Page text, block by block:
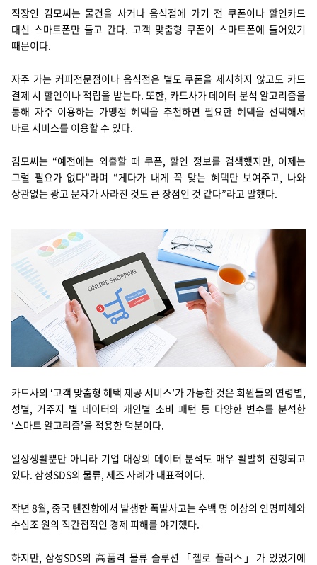
회사정보
회사소개
투자정보
지속가능경영
뉴스룸
이벤트/웨비나
채용
지원
고객 지원
파트너 지원
직장인 김모씨는 물건을 사거나 음식점에 가기 전 쿠폰이나 할인카드
대신 스마트폰만 들고 간다. 고객 맞춤형 쿠폰이 스마트폰에 들어있기
때문이다.
자주 가는 커피전문점이나 음식점은 별도 쿠폰을 제시하지 않고도 카드
결제 시 할인이나 적립을 받는다. 또한, 카드사가 데이터 분석 알고리즘을
통해 자주 이용하는 가맹점 혜택을 추천하면 필요한 혜택을 선택해서
바로 서비스를 이용할 수 있다.
김모씨는 “예전에는 외출할 때 쿠폰, 할인 정보를 검색했지만, 이제는
그럴 필요가 없다”라며 “게다가 내게 꼭 맞는 혜택만 보여주고, 나와
상관없는 광고 문자가 사라진 것도 큰 장점인 것 같다”라고 말했다.
카드사의 ‘고객 맞춤형 혜택 제공 서비스’가 가능한 것은 회원들의 연령별,
성별, 거주지 별 데이터와 개인별 소비 패턴 등 다양한 변수를 분석한
‘스마트 알고리즘’을 적용한 덕분이다.
일상생활뿐만 아니라 기업 대상의 데이터 분석도 매우 활발히 진행되고
있다. 삼성SDS의 물류, 제조 사례가 대표적이다.
작년 8월, 중국 톈진항에서 발생한 폭발사고는 수백 명 이상의 인명피해와
수십조 원의 직간접적인 경제 피해를 야기했다.
하지만, 삼성SDS의 高품격 물류 솔루션「첼로 플러스」가 있었기에